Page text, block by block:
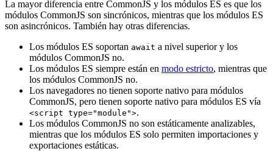
La mayor diferencia entre CommonJS y los módulos ES es que los
módulos CommonJS son sincrónicos, mientras que los módulos ES
son asincrónicos. También hay otras diferencias.
Los módulos ES soportan await a nivel superior y los
módulos CommonJS no.
Los módulos ES siempre están en modo estricto, mientras que
los módulos CommonJS no.
Los navegadores no tienen soporte nativo para módulos
CommonJS, pero tienen soporte nativo para módulos ES vía
<script type="module">.
Los módulos CommonJS no son estáticamente analizables,
mientras que los módulos ES solo permiten importaciones y
exportaciones estáticas.